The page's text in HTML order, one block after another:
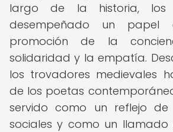
largo de la historia, los
desempeñado un
promoción de la
solidaridad y la empatía.
los trovadores medievales
de los poetas
servido como un reflejo de
sociales y como un llamado